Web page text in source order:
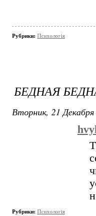
Рубрики: Психологія
БЕДНАЯ
Вторник, 21
Рубрики: Психологія